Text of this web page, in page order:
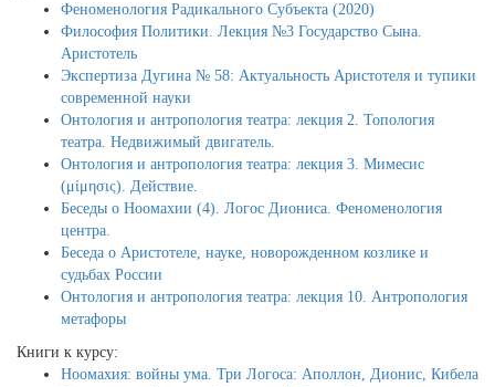
Феноменология Радикального Субъекта (2020)
Философия Политики. Лекция №3 Государство Сына.
Аристотель
Экспертиза Дугина № 58: Актуальность Аристотеля и тупики
современной науки
Онтология и антропология театра: лекция 2. Топология
театра. Недвижимый двигатель.
Онтология и антропология театра: лекция 3. Мимесис
(μίμησις). Действие.
Беседы о Ноомахии (4). Логос Диониса. Феноменология
центра.
Беседа о Аристотеле, науке, новорожденном козлике и
судьбах России
Онтология и антропология театра: лекция 10. Антропология
метафоры
Книги к курсу:
Ноомахия: войны ума. Три Логоса: Аполлон, Дионис, Кибела